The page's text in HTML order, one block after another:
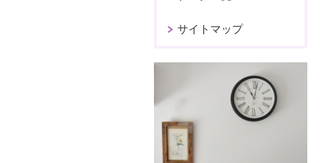
サイトマップ